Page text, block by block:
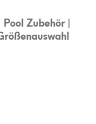
Zubehör |